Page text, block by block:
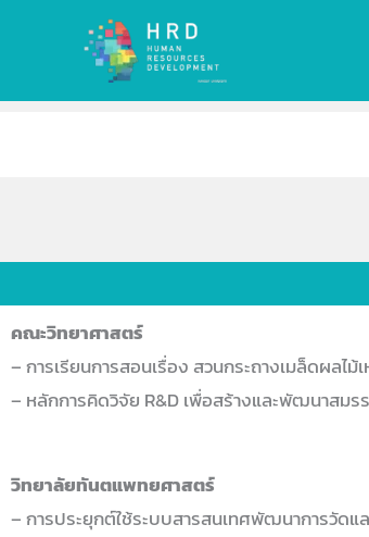
คณะวิทยาศาสตร์
– การเรียนการสอนเรื่อง สวนกระถางเมล็ดผลไ
– หลักการคิดวิจัย R&D เพื่อสร้างและพัฒนาสมร
วิทยาลัยทันตแพทยศาสตร์
– การประยุกต์ใช้ระบบสารสนเทศพัฒนาการวัด